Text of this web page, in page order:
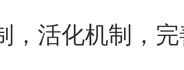
，活化机制，